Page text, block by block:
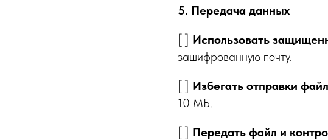
5. Передача данных
[ ] Использовать
зашифрованную почту.
[ ] Избегать отправки
10 МБ.
[ ] Передать файл и